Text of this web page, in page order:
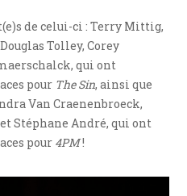
de celui-ci : Terry Mittig,
Tolley, Corey
qui ont
pour The Sin, ainsi que
Van Craenenbroeck,
Stéphane André, qui ont
pour 4PM!